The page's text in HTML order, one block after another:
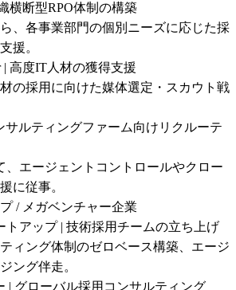
横断型RPO体制の構築
、各事業部門の個別ニーズに応じた採
援。
| 高度IT人材の獲得支援
の採用に向けた媒体選定・スカウト戦
サルティングファーム向けリクルーテ
、エージェントコントロールやクロー
に従事。
/ メガベンチャー企業
トアップ | 技術採用チームの立ち上げ
ィング体制のゼロベース構築、エージ
ング伴走。
| グローバル採用コンサルティング